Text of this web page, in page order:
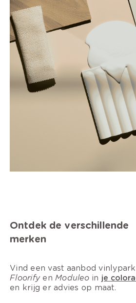
Ontdek de verschillende
merken
Vind een vast aanbod
FloorifyenModuleoin je
en krijg er advies op maat.